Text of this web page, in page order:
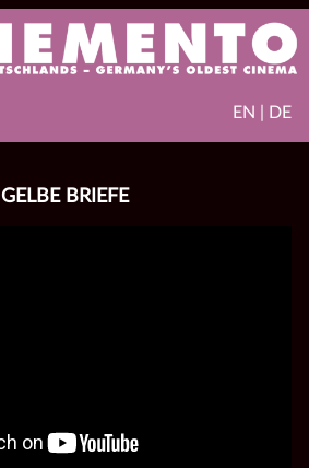
EN | DE
GELBE BRIEFE